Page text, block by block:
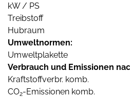
kW / PS
Treibstoff
Hubraum
Umweltnormen:
Umweltplakette
Verbrauch und Emissionen
Kraftstoffverbr. komb.
CO2-Emissionen komb.